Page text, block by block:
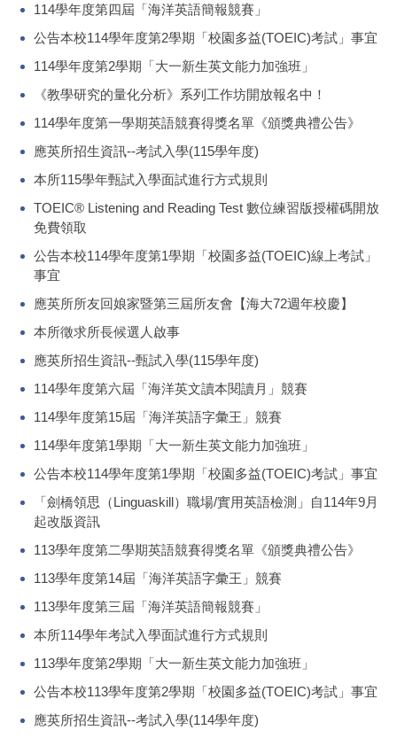
114學年度第四屆「海洋英語簡報競賽」
公告本校114學年度第2學期「校園多益(TOEIC)考試」事宜
114學年度第2學期「大一新生英文能力加強班」
《教學研究的量化分析》系列工作坊開放報名中！
114學年度第一學期英語競賽得獎名單《頒獎典禮公告》
應英所招生資訊--考試入學(115學年度)
本所115學年甄試入學面試進行方式規則
TOEIC® Listening and Reading Test 數位練習版授權碼開放
免費領取
公告本校114學年度第1學期「校園多益(TOEIC)線上考試」
事宜
應英所所友回娘家暨第三屆所友會【海大72週年校慶】
本所徵求所長候選人啟事
應英所招生資訊--甄試入學(115學年度)
114學年度第六屆「海洋英文讀本閱讀月」競賽
114學年度第15屆「海洋英語字彙王」競賽
114學年度第1學期「大一新生英文能力加強班」
公告本校114學年度第1學期「校園多益(TOEIC)考試」事宜
「劍橋領思（Linguaskill）職場/實用英語檢測」自114年9月
起改版資訊
113學年度第二學期英語競賽得獎名單《頒獎典禮公告》
113學年度第14屆「海洋英語字彙王」競賽
113學年度第三屆「海洋英語簡報競賽」
本所114學年考試入學面試進行方式規則
113學年度第2學期「大一新生英文能力加強班」
公告本校113學年度第2學期「校園多益(TOEIC)考試」事宜
應英所招生資訊--考試入學(114學年度)